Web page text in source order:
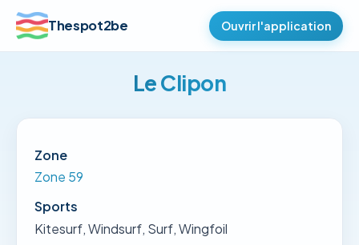
Thespot2be Ouvrir l'application
Le Clipon
Zone
Zone 59
Sports
Kitesurf, Windsurf, Surf, Wingfoil